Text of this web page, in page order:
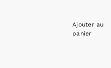
Ajouter au
panier